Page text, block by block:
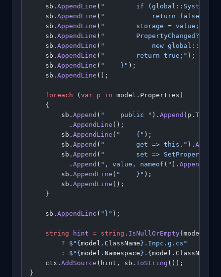
    sb.
AppendLine ( "        if
    sb.
AppendLine ( "            return false;"
    sb.
AppendLine ( "        storage = value;"
    sb.
AppendLine ( "
    sb.
AppendLine ( "            new
    sb.
AppendLine ( "        return true;" );
    sb.
AppendLine ( "    }" );
    sb.
AppendLine ();
    foreach
(var p in model.Properties)
    {
        sb.
Append ( "    public " ). Append
          .
AppendLine ();
        sb.
AppendLine ( "    {" );
        sb.
Append ( "        get => this." ). Append
        sb.
Append ( "        set =>
          .
Append ( ", value, nameof(" ). Append
        sb.
AppendLine ( "    }" );
        sb.
AppendLine ();
    }
    sb.
AppendLine ( "}" );
    string
hint = string . IsNullOrEmpty
        ?
$" {model . ClassName} .Inpc.g.cs"
        :
$" {model . Namespace} . {model . ClassName
    ctx.
AddSource (hint, sb. ToString ());
}